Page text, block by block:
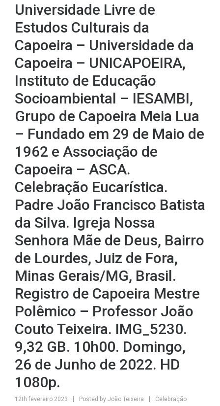
Universidade Livre de
Estudos Culturais da
Capoeira – Universidade da
Capoeira – UNICAPOEIRA,
Instituto de Educação
Socioambiental – IESAMBI,
Grupo de Capoeira Meia Lua
– Fundado em 29 de Maio de
1962 e Associação de
Capoeira – ASCA.
Celebração Eucarística.
Padre João Francisco Batista
da Silva. Igreja Nossa
Senhora Mãe de Deus, Bairro
de Lourdes, Juiz de Fora,
Minas Gerais/MG, Brasil.
Registro de Capoeira Mestre
Polêmico – Professor João
Couto Teixeira. IMG_5230.
9,32 GB. 10h00. Domingo,
26 de Junho de 2022. HD
1080p.
12th fevereiro 2023 Posted by João Teixeira
Celebração